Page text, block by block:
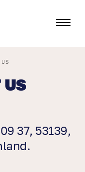
US
37, 53139,